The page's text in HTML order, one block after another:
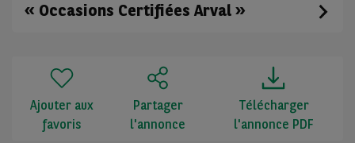
« Occasions Certifiées Arval »
Ajouter aux
favoris
Partager
l'annonce
Télécharger
l'annonce PDF